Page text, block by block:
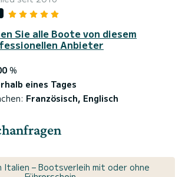
Sie alle Boote von diesem
Anbieter
%
eines Tages
Französisch, Englisch
– Bootsverleih mit oder ohne